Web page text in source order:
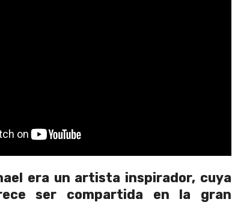
era un artista inspirador, cuya
ser compartida en la gran